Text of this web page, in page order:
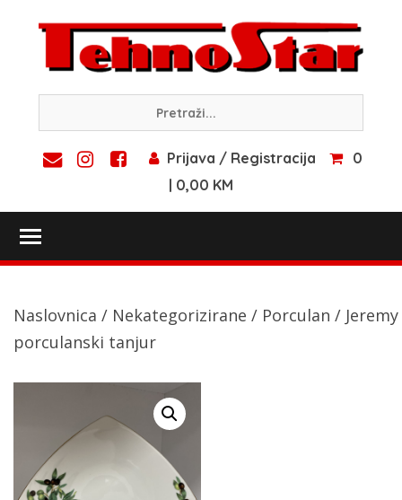
content
Prijava / Registracija
0
| 0,00 KM
Naslovnica / Nekategorizirane / Porculan / Jeremy
porculanski tanjur